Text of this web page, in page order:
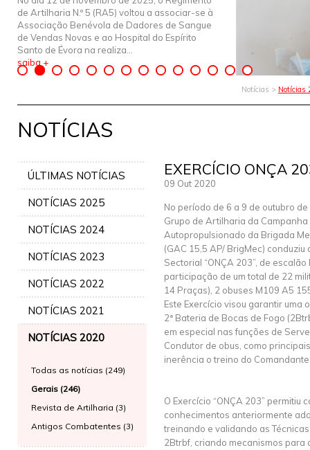
de Artilharia N.º 5 (RA5) voltou a associar-se à
Associação Benévola de Dadores de Sangue
de Vendas Novas e ao Hospital do Espírito
Santo de Évora na realiza...
saiba +
Notícias > Notícias
NOTÍCIAS
ÚLTIMAS NOTÍCIAS
NOTÍCIAS 2025
NOTÍCIAS 2024
NOTÍCIAS 2023
NOTÍCIAS 2022
NOTÍCIAS 2021
NOTÍCIAS 2020
Todas as notícias (249)
Gerais (246)
Revista de Artilharia (3)
Antigos Combatentes (3)
EXERCÍCIO ONÇA
09 Out 2020
No período de 6 a 9 de outubro
Grupo de Artilharia da Campanha
Autopropulsionado da Brigada
(GAC 15,5 AP/ BrigMec) conduziu
Sectorial “ONÇA 203”, de
participação de um total de 22
14 Praças), 2 obuses M109 A5
Este Exercício visou garantir
2ª Bateria de Bocas de Fogo
em especial nas funções de
Condutor de obus, como
inerência o treino do
O Exercício “ONÇA 203” permitiu
conhecimentos anteriormente
treinando e validando as
2Btrbf, criando mecanismos para